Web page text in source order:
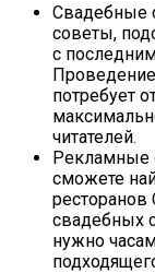
Свадебные
советы,
с
потребует
читателей.
Рекламные
сможете
свадебных
нужно